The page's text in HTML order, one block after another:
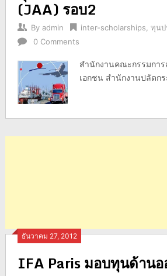
(JAA) รอบ2
By admin inter-scholarships ทุนป
0 Comments
สำนักงานคณะกรรมการ
เอกชน สำนักงานปลัดก
ธันวาคม 27, 2012
IFA Paris มอบทุนด้าน